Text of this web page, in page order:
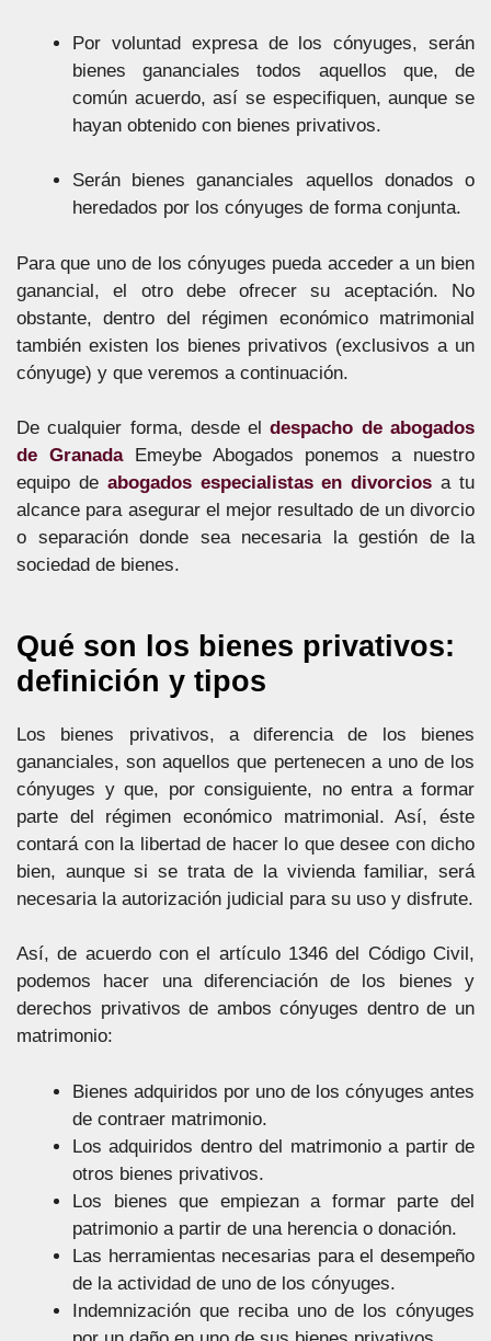
Por voluntad expresa de los cónyuges, serán
bienes gananciales todos aquellos que, de
común acuerdo, así se especifiquen, aunque se
hayan obtenido con bienes privativos.
Serán bienes gananciales aquellos donados o
heredados por los cónyuges de forma conjunta.
Para que uno de los cónyuges pueda acceder a un bien
ganancial, el otro debe ofrecer su aceptación. No
obstante, dentro del régimen económico matrimonial
también existen los bienes privativos (exclusivos a un
cónyuge) y que veremos a continuación.
De cualquier forma, desde eldespacho de abogados
de GranadaEmeybe Abogados ponemos a nuestro
equipo de abogados especialistas en divorcios a tu
alcance para asegurar el mejor resultado de un divorcio
o separación donde sea necesaria la gestión de la
sociedad de bienes.
Qué son los bienes privativos:
definición y tipos
Los bienes privativos, a diferencia de los bienes
gananciales, son aquellos que pertenecen a uno de los
cónyuges y que, por consiguiente, no entra a formar
parte del régimen económico matrimonial. Así, éste
contará con la libertad de hacer lo que desee con dicho
bien, aunque si se trata de la vivienda familiar, será
necesaria la autorización judicial para su uso y disfrute.
Así, de acuerdo con el artículo 1346 del Código Civil,
podemos hacer una diferenciación de los bienes y
derechos privativos de ambos cónyuges dentro de un
matrimonio:
Bienes adquiridos por uno de los cónyuges antes
de contraer matrimonio.
Los adquiridos dentro del matrimonio a partir de
otros bienes privativos.
Los bienes que empiezan a formar parte del
patrimonio a partir de una herencia o donación.
Las herramientas necesarias para el desempeño
de la actividad de uno de los cónyuges.
Indemnización que reciba uno de los cónyuges